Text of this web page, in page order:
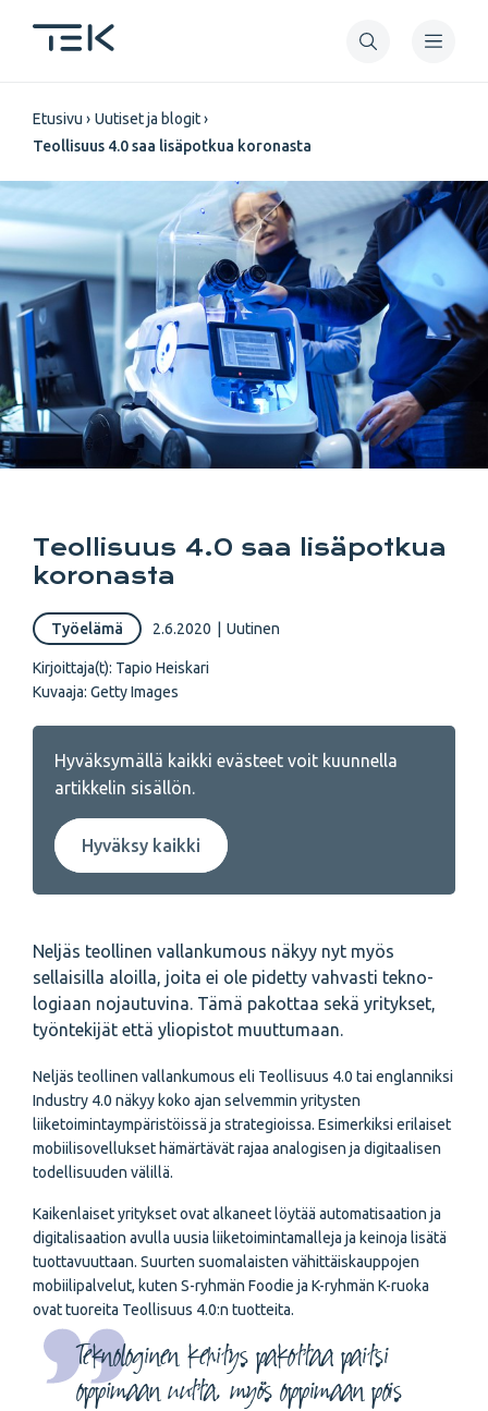
pääsisältöön
Murupolku
Etusivu
Uutiset ja blogit
Teollisuus 4.0 saa lisäpotkua koronasta
Teollisuus 4.0 saa lisäpotkua
koronasta
Työelämä 2.6.2020 Uutinen
Kirjoittaja(t): Tapio Heiskari
Kuvaaja: Getty Images
Hyväksymällä kaikki evästeet voit kuunnella
artikkelin sisällön.
Hyväksy kaikki
Neljäs teollinen vallankumous näkyy nyt myös
sellaisilla aloilla, joita ei ole pidetty vahvasti tekno­
logiaan nojautuvina. Tämä pakottaa sekä yritykset,
työntekijät että yliopistot muuttumaan.
Neljäs teollinen vallankumous eli Teollisuus 4.0 tai englanniksi
Industry 4.0 näkyy koko ajan selvemmin yritysten
liiketoimintaympäristöissä ja strategioissa. Esimerkiksi erilaiset
mobiilisovellukset hämärtävät rajaa analogisen ja digitaalisen
todellisuuden välillä.
Kaikenlaiset yritykset ovat alkaneet löytää automatisaation ja
digitalisaation avulla uusia liiketoimintamalleja ja keinoja lisätä
tuottavuuttaan. Suurten suomalaisten vähittäiskauppojen
mobiilipalvelut, kuten S-ryhmän Foodie ja K-ryhmän K-ruoka
ovat tuoreita Teollisuus 4.0:n tuotteita.
Teknologinen kehitys pakottaa paitsi
oppimaan uutta, myös oppimaan pois